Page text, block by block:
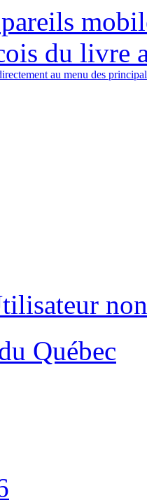
du livre
au menu des
Québec